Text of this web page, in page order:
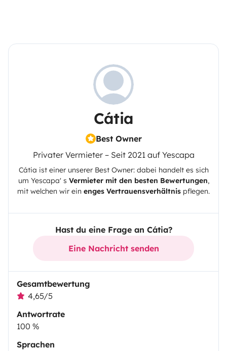
Cátia
Best Owner
Privater Vermieter – Seit 2021 auf Yescapa
Cátia ist einer unserer Best Owner: dabei handelt es sich
um Yescapa' s Vermieter mit den besten Bewertungen,
mit welchen wir ein enges Vertrauensverhältnis pflegen.
Hast du eine Frage an Cátia?
Eine Nachricht senden
Gesamtbewertung
4,65/5
Antwortrate
100 %
Sprachen